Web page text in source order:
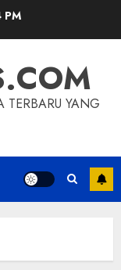
PM
TERBARU YANG